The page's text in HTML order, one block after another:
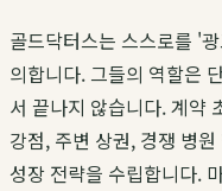
골드닥터스는 스스로를 '
의합니다. 그들의 역할은
서 끝나지 않습니다. 계약
강점, 주변 상권, 경쟁 병
성장 전략을 수립합니다.